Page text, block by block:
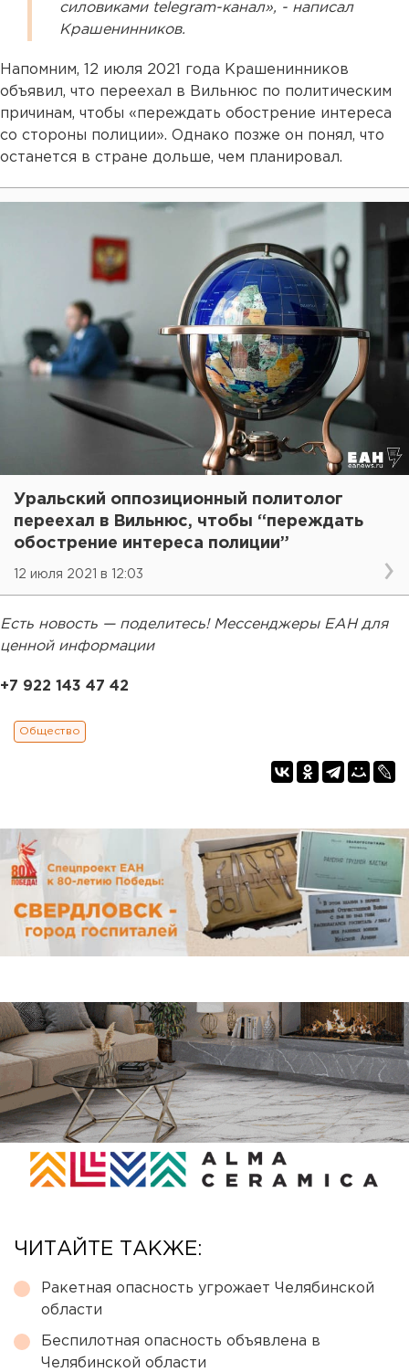
силовиками telegram-канал», - написал
Крашенинников.
Напомним, 12 июля 2021 года Крашенинников
объявил, что переехал в Вильнюс по политическим
причинам, чтобы «переждать обострение интереса
со стороны полиции». Однако позже он понял, что
останется в стране дольше, чем планировал.
Уральский оппозиционный политолог
переехал в Вильнюс, чтобы “переждать
обострение интереса полиции”
12 июля 2021 в 12:03
Есть новость — поделитесь! Мессенджеры ЕАН для
ценной информации
+7 922 143 47 42
Общество
ЧИТАЙТЕ ТАКЖЕ:
Ракетная опасность угрожает Челябинской
области
Беспилотная опасность объявлена в
Челябинской области